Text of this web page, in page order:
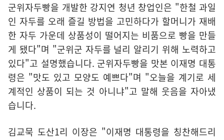
군위자두빵을 개발한 강지연 청년 창업인은 "한철 과일
인 자두를 오래 즐길 방법을 고민하다가 할머니가 재배
한 자두 가운데 상품성이 떨어지는 비품으로 빵을 만들
게 됐다"며 "군위군 자두를 널리 알리기 위해 노력하고
있다"고 설명했습니다. 군위자두빵을 맛본 이재명 대통
령은 "맛도 있고 모양도 예쁘다"며 "오늘을 계기로 세
계적인 상품이 되는 것 아니냐"고 말해 웃음을 자아냈
습니다.
김교묵 도산1리 이장은 "이재명 대통령을 칭찬해드리